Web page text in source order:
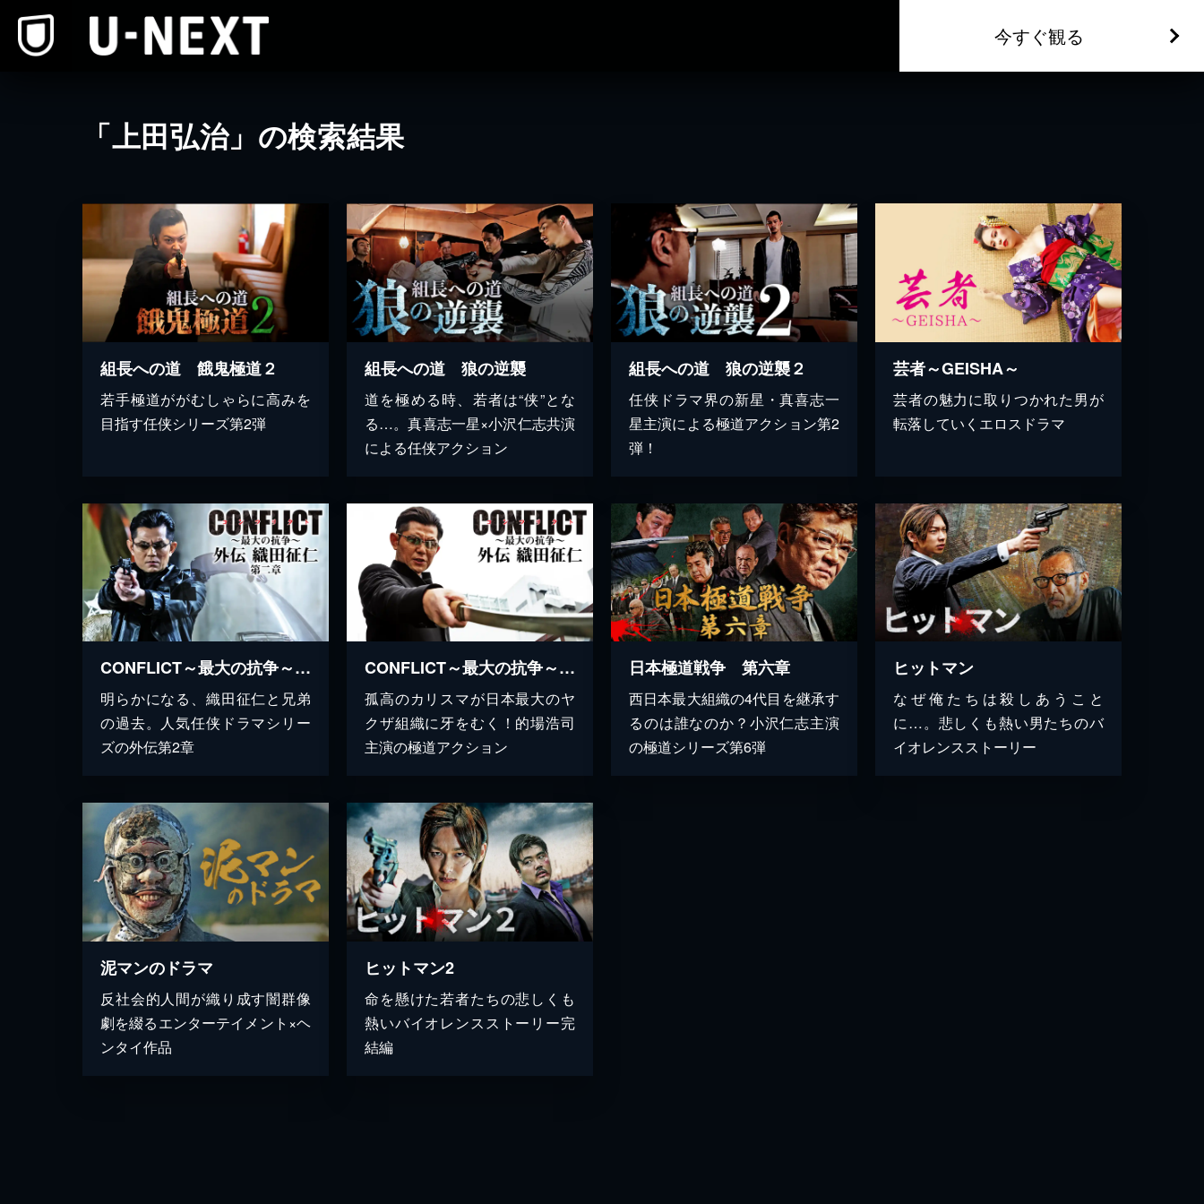
今すぐ観る
「上田弘治」の検索結果
組長への道 餓鬼極道２
若手極道ががむしゃらに高みを
目指す任侠シリーズ第2弾
組長への道 狼の逆襲
道を極める時、若者は“侠”とな
る…。真喜志一星×小沢仁志共演
による任侠アクション
組長への道 狼の逆襲２
任侠ドラマ界の新星・真喜志一
星主演による極道アクション第2
弾！
芸者～GEISHA～
芸者の魅力に取りつかれた男が
転落していくエロスドラマ
CONFLICT～最大の抗争～ 外伝 織田征仁 第2章
明らかになる、織田征仁と兄弟
の過去。人気任侠ドラマシリー
ズの外伝第2章
CONFLICT～最大の抗争～ 外伝 織田征仁
孤高のカリスマが日本最大のヤ
クザ組織に牙をむく！的場浩司
主演の極道アクション
日本極道戦争 第六章
西日本最大組織の4代目を継承す
るのは誰なのか？小沢仁志主演
の極道シリーズ第6弾
ヒットマン
なぜ俺たちは殺しあうこと
に…。悲しくも熱い男たちのバ
イオレンスストーリー
泥マンのドラマ
反社会的人間が織り成す闇群像
劇を綴るエンターテイメント×ヘ
ンタイ作品
ヒットマン2
命を懸けた若者たちの悲しくも
熱いバイオレンスストーリー完
結編